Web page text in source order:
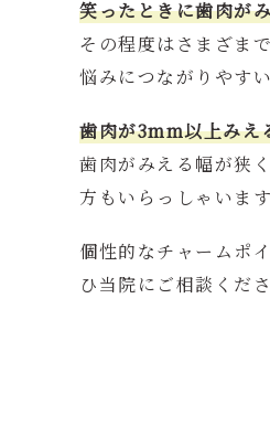
笑ったときに歯肉が
その程度はさまざま
悩みにつながりやす
歯肉が3mm以上みえ
歯肉がみえる幅が狭
方もいらっしゃいます
個性的なチャームポ
ひ当院にご相談くださ